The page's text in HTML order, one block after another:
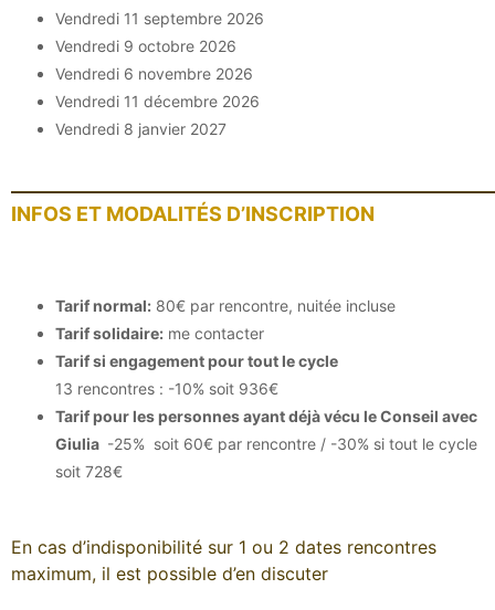
Vendredi 11 septembre 2026
Vendredi 9 octobre 2026
Vendredi 6 novembre 2026
Vendredi 11 décembre 2026
Vendredi 8 janvier 2027
INFOS ET MODALITÉS D’INSCRIPTION
Tarif normal: 80€ par rencontre, nuitée incluse
Tarif solidaire: me contacter
Tarif si engagement pour tout le cycle
13 rencontres : -10% soit 936€
Tarif pour les personnes ayant déjà vécu le Conseil avec
Giulia -25% soit 60€ par rencontre / -30% si tout le cycle
soit 728€
En cas d’indisponibilité sur 1 ou 2 dates rencontres
maximum, il est possible d’en discuter